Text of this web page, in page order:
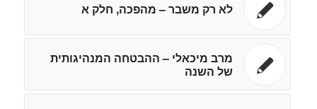
לא רק משבר – מהפכה, חלק א
מרב מיכאלי – ההבטחה המנהיגותית
של השנה